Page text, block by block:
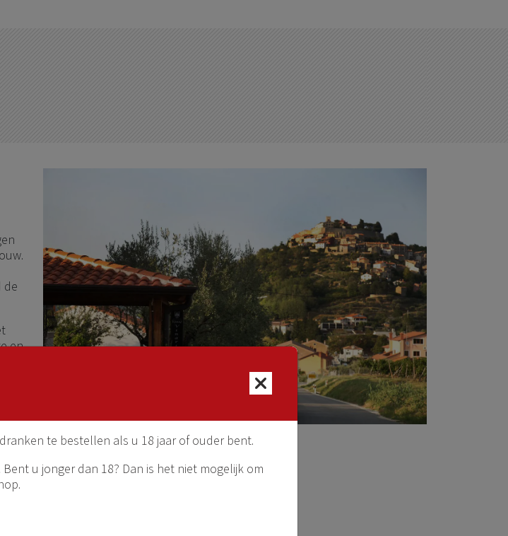
te bestellen als u 18 jaar of ouder bent.
u jonger dan 18? Dan is het niet mogelijk om
de
en